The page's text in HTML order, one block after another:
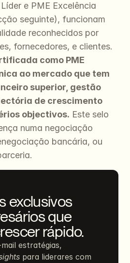
e PME Excelência
seguinte), funcionam
reconhecidos por
como PME
ao mercado que tem
superior, gestão
de crescimento
objectivos. Este selo
numa negociação
bancária, ou
exclusivos
que
rápido.
estratégias,
para liderares com